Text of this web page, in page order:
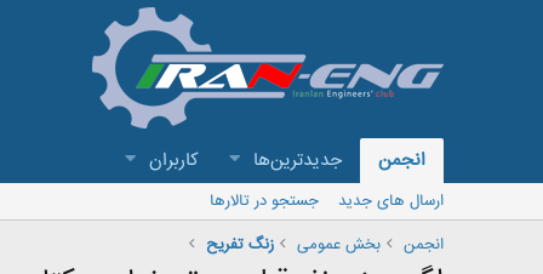
انجمن جدیدترین‌ها کاربران
ارسال های جدید
جستجو در تالارها
انجمن
بخش عمومی زنگ تفريح